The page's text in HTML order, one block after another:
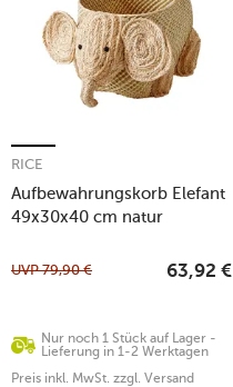
Aufbewahrungskorb Elefant
49x30x40 cm natur
RICE
Nur noch 1 Stück auf Lager -
Lieferung in 1-2 Werktagen
UVP79,90 € 63,92 €
Preis inkl. MwSt. zzgl. Versand